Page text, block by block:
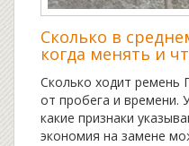
Сколько в
когда менять и
вовремя
Сколько ходит ремень
от пробега и времени.
какие признаки
экономия на замене